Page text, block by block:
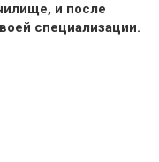
и после
специализации.